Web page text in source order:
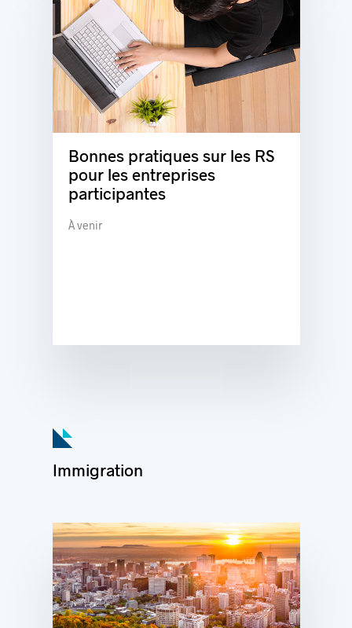
Bonnes pratiques sur les RS
pour les entreprises
participantes
À venir
Immigration